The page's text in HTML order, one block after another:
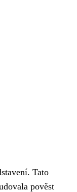
Tato
pověst